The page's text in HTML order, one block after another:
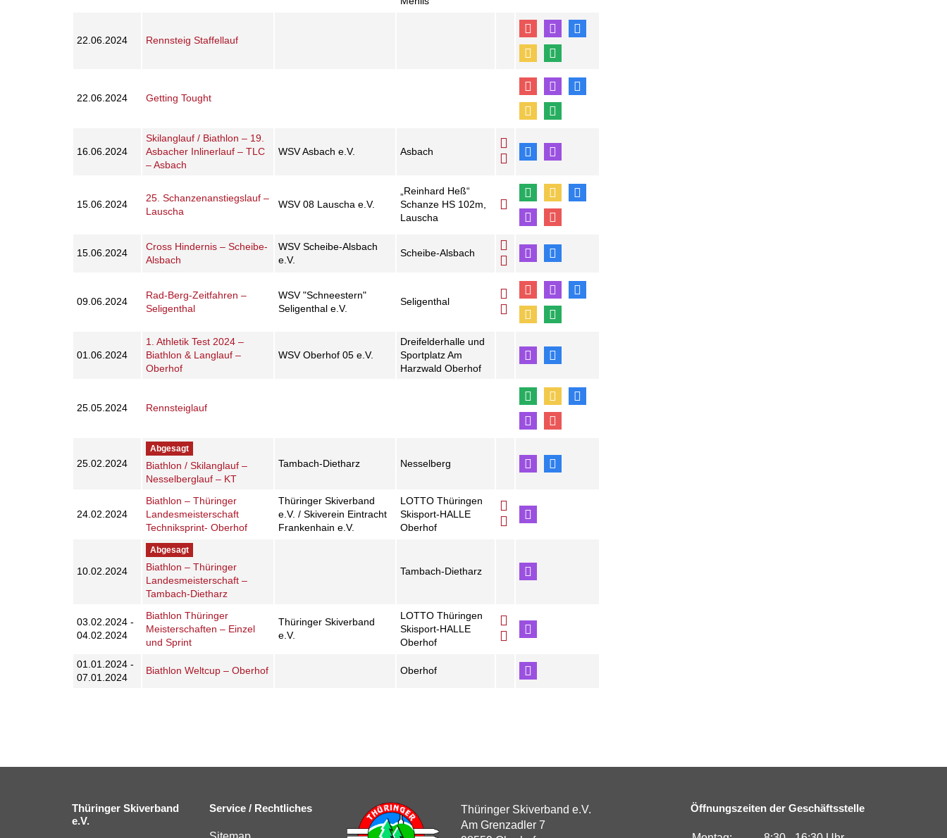
22.06.2024 Rennsteig Staffellauf
22.06.2024 Getting Tought
16.06.2024
Skilanglauf / Biathlon – 19.
Asbacher Inlinerlauf – TLC
– Asbach
WSV Asbach e.V. Asbach
15.06.2024
25. Schanzenanstiegslauf –
Lauscha
WSV 08 Lauscha e.V.
„Reinhard Heß“
Schanze HS 102m,
Lauscha
15.06.2024
Cross Hindernis – Scheibe-
Alsbach
WSV Scheibe-Alsbach
e.V.
Scheibe-Alsbach
09.06.2024
Rad-Berg-Zeitfahren –
Seligenthal
WSV "Schneestern"
Seligenthal e.V.
Seligenthal
01.06.2024
1. Athletik Test 2024 –
Biathlon & Langlauf –
Oberhof
WSV Oberhof 05 e.V.
Dreifelderhalle und
Sportplatz Am
Harzwald Oberhof
25.05.2024 Rennsteiglauf
25.02.2024
Abgesagt
Biathlon / Skilanglauf –
Nesselberglauf – KT
Tambach-Dietharz Nesselberg
24.02.2024
Biathlon – Thüringer
Landesmeisterschaft
Techniksprint- Oberhof
Thüringer Skiverband
e.V. / Skiverein Eintracht
Frankenhain e.V.
LOTTO Thüringen
Skisport-HALLE
Oberhof
10.02.2024
Abgesagt
Biathlon – Thüringer
Landesmeisterschaft –
Tambach-Dietharz
Tambach-Dietharz
03.02.2024 -
04.02.2024
Biathlon Thüringer
Meisterschaften – Einzel
und Sprint
Thüringer Skiverband
e.V.
LOTTO Thüringen
Skisport-HALLE
Oberhof
01.01.2024 -
07.01.2024
Biathlon Weltcup – Oberhof Oberhof
Thüringer Skiverband
e.V.
Service / Rechtliches
Thüringer Skiverband e.V.
Am Grenzadler 7
Öffnungszeiten der Geschäftsstelle